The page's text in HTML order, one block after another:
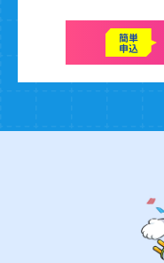
簡単
申込